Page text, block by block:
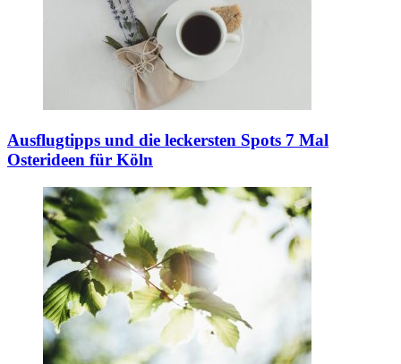
Ausflugtipps und die leckersten Spots 7 Mal
Osterideen für Köln